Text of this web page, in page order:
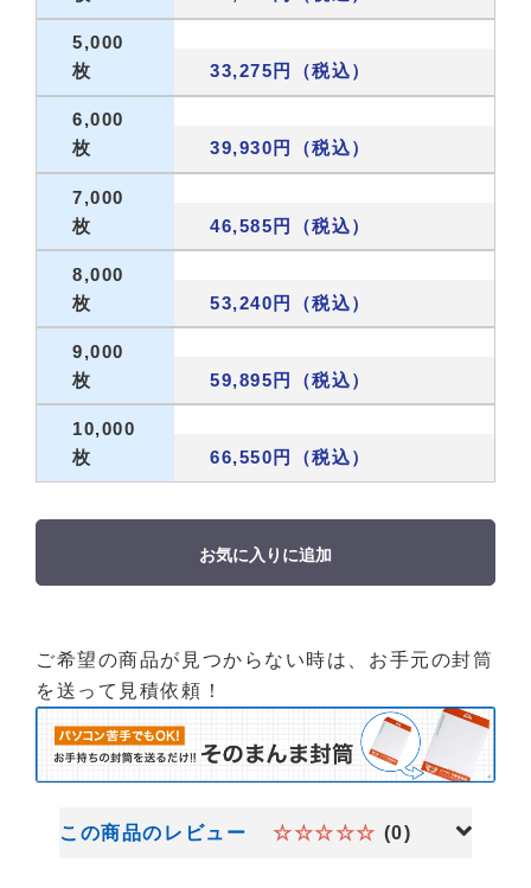
5,000
枚
33,275円（税込）
6,000
枚
39,930円（税込）
7,000
枚
46,585円（税込）
8,000
枚
53,240円（税込）
9,000
枚
59,895円（税込）
10,000
枚
66,550円（税込）
お気に入りに追加
ご希望の商品が見つからない時は、お手元の封筒
を送って見積依頼！
この商品のレビュー ☆☆☆☆☆ (0)